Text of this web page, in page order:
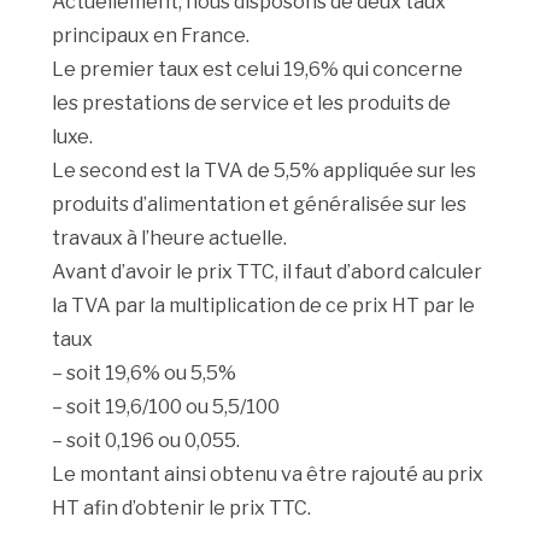
principaux en France.
Le premier taux est celui 19,6% qui concerne
les prestations de service et les produits de
luxe.
Le second est la TVA de 5,5% appliquée sur les
produits d’alimentation et généralisée sur les
travaux à l’heure actuelle.
Avant d’avoir le prix TTC, il faut d’abord calculer
la TVA par la multiplication de ce prix HT par le
taux
– soit 19,6% ou 5,5%
– soit 19,6/100 ou 5,5/100
– soit 0,196 ou 0,055.
Le montant ainsi obtenu va être rajouté au prix
HT afin d’obtenir le prix TTC.